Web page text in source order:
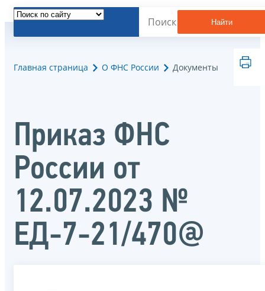
Найти
Главная страница О ФНС России Документы
Приказ ФНС
России от
12.07.2023 №
ЕД-7-21/470@